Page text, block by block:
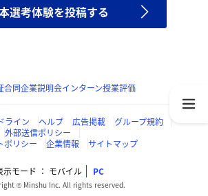
選考体験を投稿する
合同企業説明会インターン授業評価
ライン ヘルプ 広告掲載
グループ規約
外部送信ポリシー
ポリシー
企業情報 サイトマップ
示モード モバイル PC
© Minshu Inc. All rights reserved.